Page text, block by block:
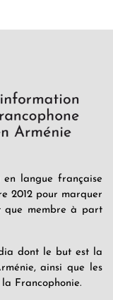
en langue française
2012 pour marquer
que membre à part
dont le but est la
ainsi que les
la Francophonie.